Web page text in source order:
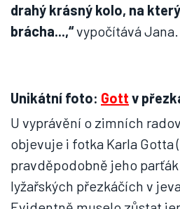
drahý krásný kolo, na
brácha...,“vypočítává Jana.
Unikátní foto: Gott v
U vyprávění o zimních
objevuje i fotka Karla Gotta
pravděpodobně jeho
lyžařských přezkáčích v